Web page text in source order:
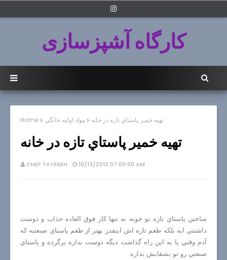
کارگاه آشپزسازی
Home مواد اوليه خانگي تهيه خمير پاستاي تازه در خانه
تهيه خمير پاستاي تازه در خانه
CHEF TAYEBEH 10/13/2012 07:00:00 AM
ساختن پاستاي تازه تو خونه نه تنها كار فوق العاده جذاب و دوست
داشتني ايه بلكه طعم تازه اش اينقدر بهتر از طعم پاستاي صنعتيه كه
آدم وقتي پا به اين راه گذاشت ديگه دوست نداره برگرده و پاستاي
صنعتي رو تو بشقابش بذاره